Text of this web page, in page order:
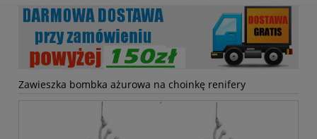
Zawieszka bombka ażurowa na choinkę renifery